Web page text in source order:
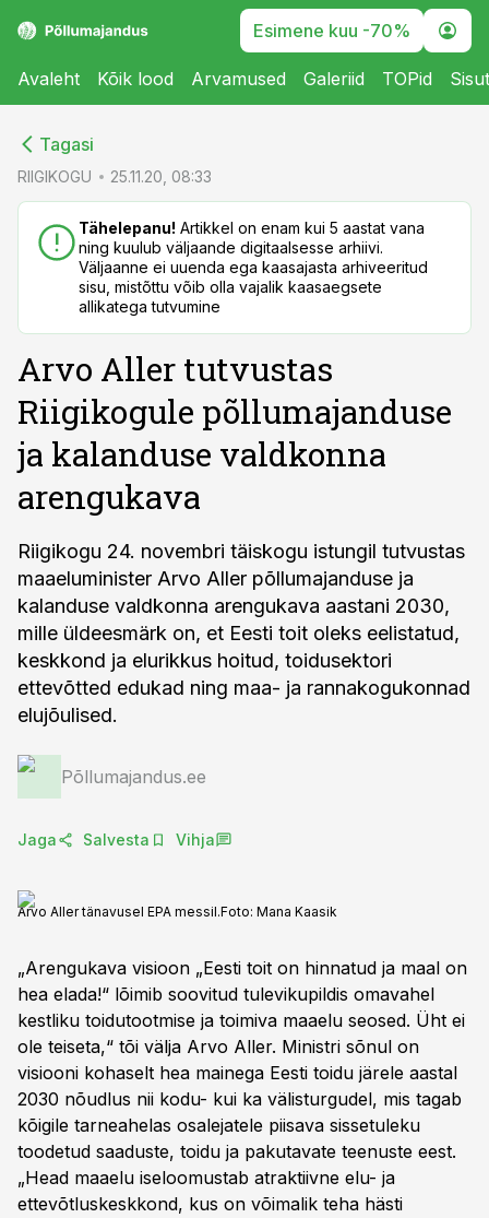
Esimene kuu -70%
Avaleht Kõik lood Arvamused Galeriid TOPid
Tagasi
RIIGIKOGU 25.11.20, 08:33
Tähelepanu! Artikkel on enam kui 5 aastat vana
ning kuulub väljaande digitaalsesse arhiivi.
Väljaanne ei uuenda ega kaasajasta arhiveeritud
sisu, mistõttu võib olla vajalik kaasaegsete
allikatega tutvumine
Arvo Aller tutvustas
Riigikogule põllumajanduse
ja kalanduse valdkonna
arengukava
Riigikogu 24. novembri täiskogu istungil tutvustas
maaeluminister Arvo Aller põllumajanduse ja
kalanduse valdkonna arengukava aastani 2030,
mille üldeesmärk on, et Eesti toit oleks eelistatud,
keskkond ja elurikkus hoitud, toidusektori
ettevõtted edukad ning maa- ja rannakogukonnad
elujõulised.
Põllumajandus.ee
Jaga Salvesta Vihja
Arvo Aller tänavusel EPA messil.Foto: Mana Kaasik
„Arengukava visioon „Eesti toit on hinnatud ja maal on
hea elada!“ lõimib soovitud tulevikupildis omavahel
kestliku toidutootmise ja toimiva maaelu seosed. Üht ei
ole teiseta,“ tõi välja Arvo Aller. Ministri sõnul on
visiooni kohaselt hea mainega Eesti toidu järele aastal
2030 nõudlus nii kodu- kui ka välisturgudel, mis tagab
kõigile tarneahelas osalejatele piisava sissetuleku
toodetud saaduste, toidu ja pakutavate teenuste eest.
„Head maaelu iseloomustab atraktiivne elu- ja
ettevõtluskeskkond, kus on võimalik teha hästi